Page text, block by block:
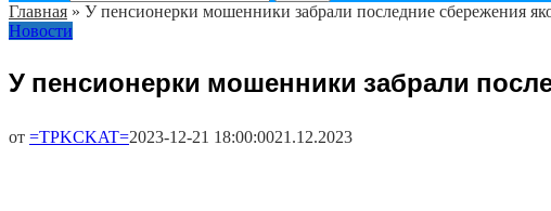
Главная » У пенсионерки мошенники забрали последние сбережения
Новости
У пенсионерки мошенники забрали
от =TPKCKAT=2023-12-21 18:00:0021.12.2023